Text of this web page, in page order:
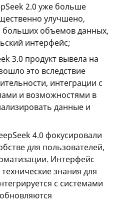
2.0 уже больше
улучшено,
больших объемов данных,
интерфейс;
3.0 продукт вывела на
это вследствие
интеграции с
и возможностями в
данные и
4.0 фокусировали
для пользователей,
Интерфейс
знания для
с системами